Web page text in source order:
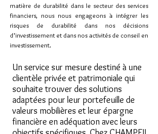
matière de durabilité dans le secteur des services
financiers, nous nous engageons à intégrer les
risques de durabilité dans nos décisions
d’investissement et dans nos activités de conseil en
investissement.
Un service sur mesure destiné à une
clientèle privée et patrimoniale qui
souhaite trouver des solutions
adaptées pour leur portefeuille de
valeurs mobilières et leur épargne
financière en adéquation avec leurs